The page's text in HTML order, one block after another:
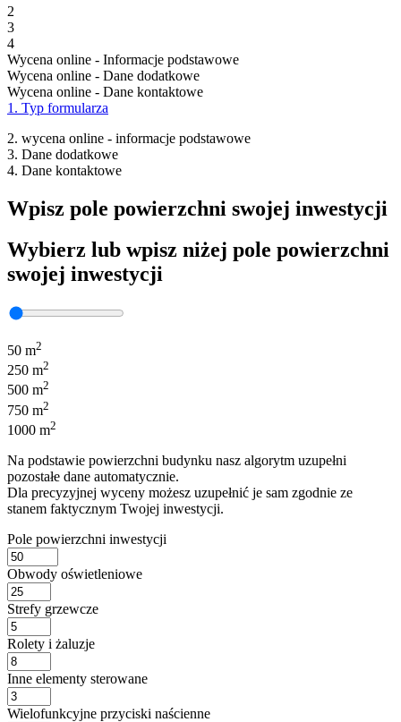
2
3
4
Wycena online - Informacje podstawowe
Wycena online - Dane dodatkowe
Wycena online - Dane kontaktowe
1. Typ formularza
2. wycena online - informacje podstawowe
3. Dane dodatkowe
4. Dane kontaktowe
Wpisz pole powierzchni swojej inwestycji
Wybierz lub wpisz niżej pole powierzchni
swojej inwestycji
50 m2
250 m2
500 m2
750 m2
1000 m2
Na podstawie powierzchni budynku nasz algorytm uzupełni
pozostałe dane automatycznie.
Dla precyzyjnej wyceny możesz uzupełnić je sam zgodnie ze
stanem faktycznym Twojej inwestycji.
Pole powierzchni inwestycji
Obwody oświetleniowe
Strefy grzewcze
Rolety i żaluzje
Inne elementy sterowane
Wielofunkcyjne przyciski naścienne